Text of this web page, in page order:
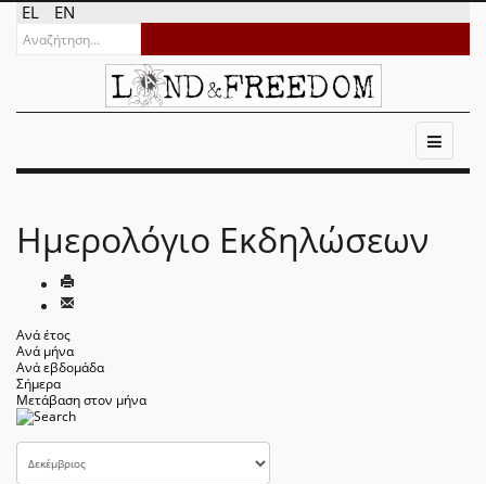
EL EN
Ημερολόγιο Εκδηλώσεων
Ανά έτος
Ανά μήνα
Ανά εβδομάδα
Σήμερα
Μετάβαση στον μήνα